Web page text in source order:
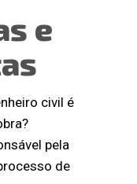
e
civil é
pela
de